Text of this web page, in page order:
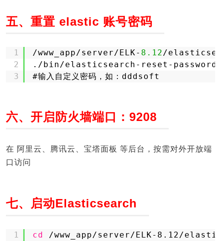
五、重置 elastic 账号密码
1
2
3
/www_app/server/ELK- 8.12/
./bin/elasticsearch-reset-
#输入自定义密码，如：dddsoft
六、开启防火墙端口：9208
在 阿里云、腾讯云、宝塔面板 等后台，按需对外开放端
口访问
七、启动Elasticsearch
1
cd /www_app/server/ELK-8 .12 /